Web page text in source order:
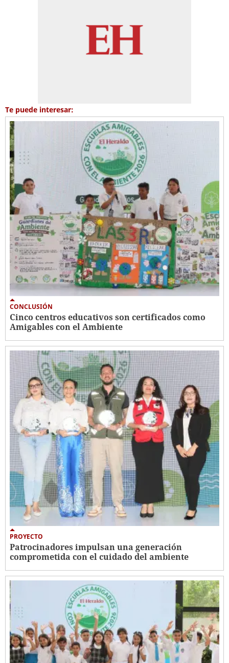
Te puede interesar:
CONCLUSIÓN
Cinco centros educativos son certificados como
Amigables con el Ambiente
PROYECTO
Patrocinadores impulsan una generación
comprometida con el cuidado del ambiente